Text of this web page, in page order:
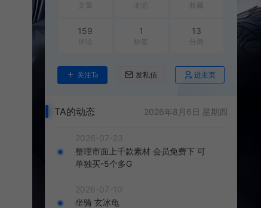
文章 浏览 收藏
159
评论
1
标签
13
分类
关注Ta 发私信 进主页
TA的动态 2026年8月6日 星期四
2026-07-23
整理市面上千款素材 会员免费下 可
单独买-5个多G
2026-07-10
坐骑 玄冰龟